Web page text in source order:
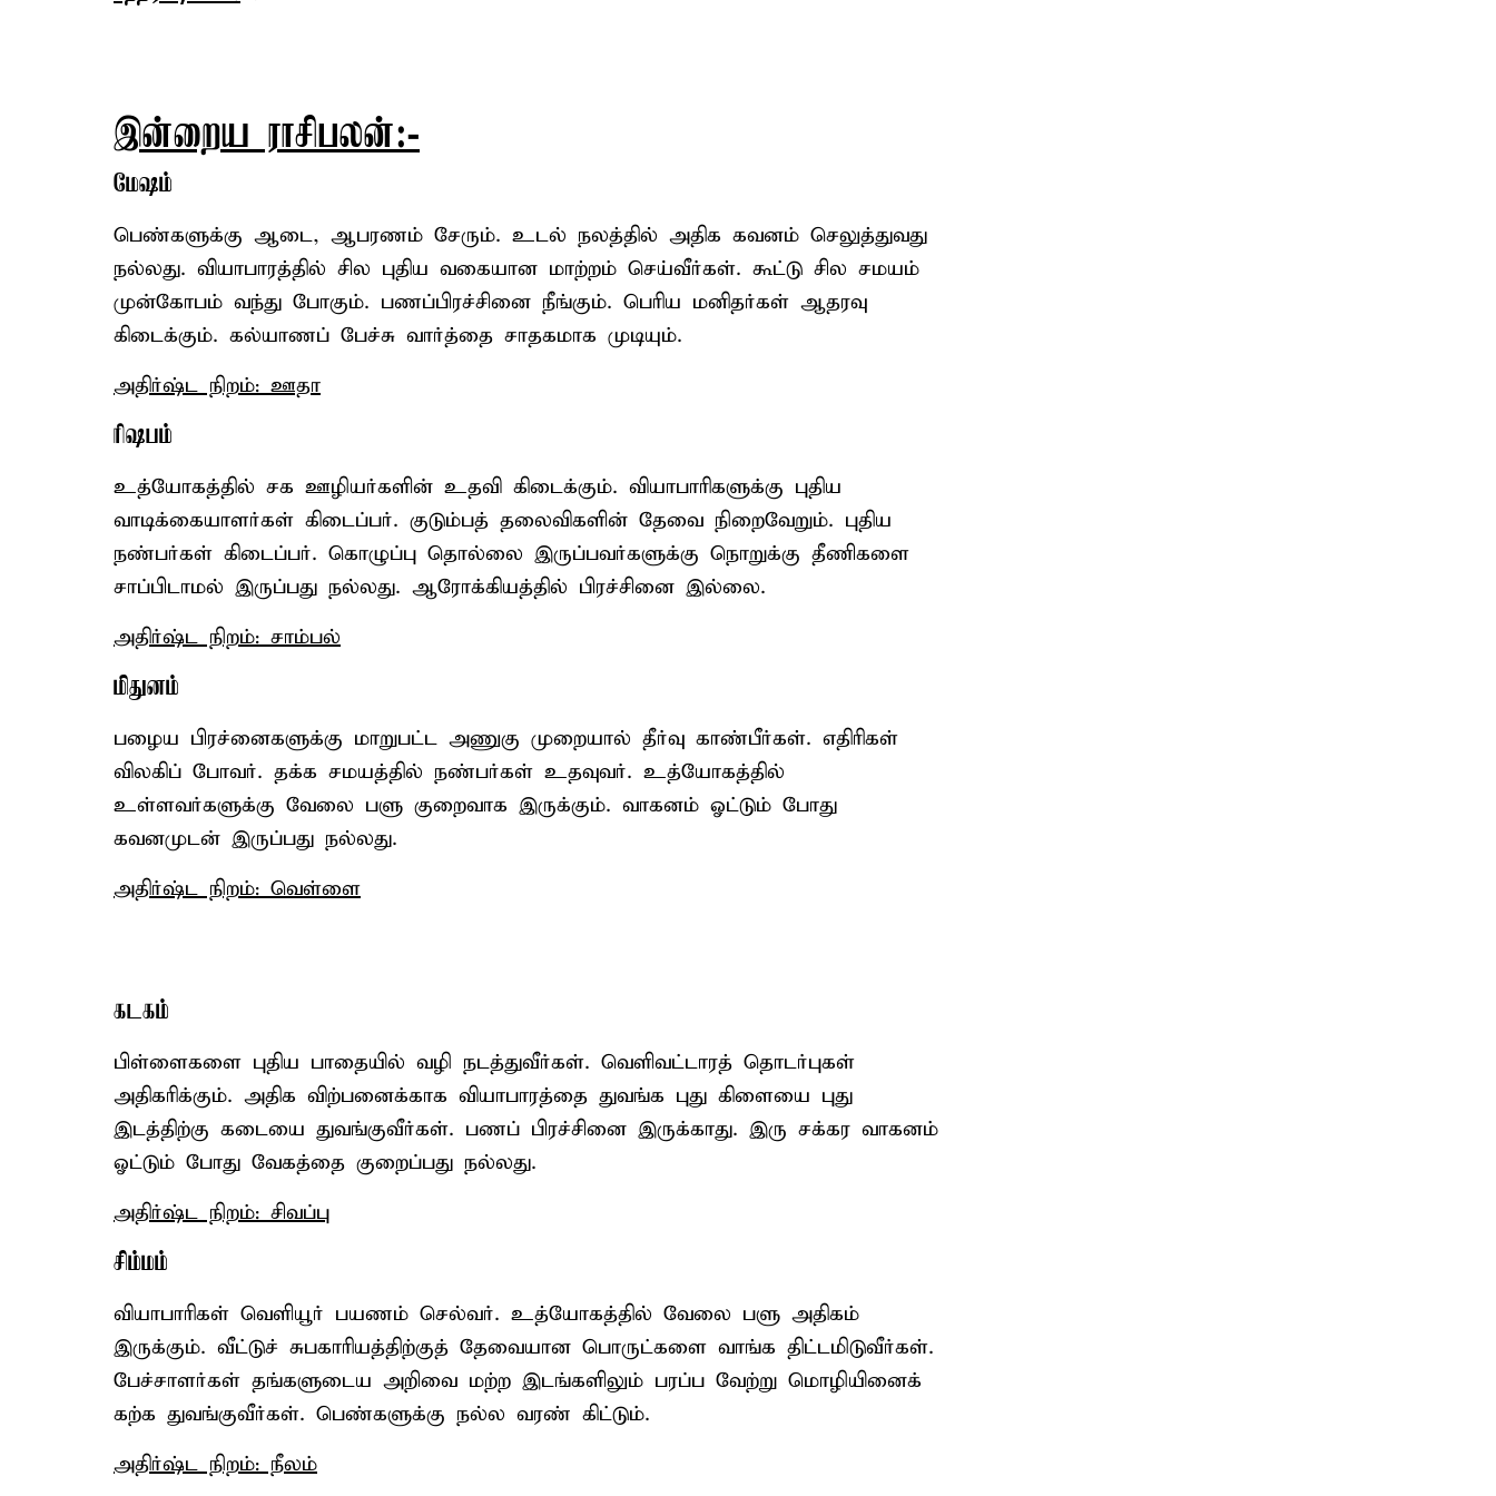
இன்றைய ராசிபலன்:-
மேஷம்
பெண்களுக்கு ஆடை, ஆபரணம் சேரும். உடல் நலத்தில் அதிக கவனம் செலுத்துவது
நல்லது. வியாபாரத்தில் சில புதிய வகையான மாற்றம் செய்வீர்கள். கூட்டு சில சமயம்
முன்கோபம் வந்து போகும். பணப்பிரச்சினை நீங்கும். பெரிய மனிதர்கள் ஆதரவு
கிடைக்கும். கல்யாணப் பேச்சு வார்த்தை சாதகமாக முடியும்.
அதிர்ஷ்ட நிறம்: ஊதா
ரிஷபம்
உத்யோகத்தில் சக ஊழியர்களின் உதவி கிடைக்கும். வியாபாரிகளுக்கு புதிய
வாடிக்கையாளர்கள் கிடைப்பர். குடும்பத் தலைவிகளின் தேவை நிறைவேறும். புதிய
நண்பர்கள் கிடைப்பர். கொழுப்பு தொல்லை இருப்பவர்களுக்கு நொறுக்கு தீணிகளை
சாப்பிடாமல் இருப்பது நல்லது. ஆரோக்கியத்தில் பிரச்சினை இல்லை.
அதிர்ஷ்ட நிறம்: சாம்பல்
மிதுனம்
பழைய பிரச்னைகளுக்கு மாறுபட்ட அணுகு முறையால் தீர்வு காண்பீர்கள். எதிரிகள்
விலகிப் போவர். தக்க சமயத்தில் நண்பர்கள் உதவுவர். உத்யோகத்தில்
உள்ளவர்களுக்கு வேலை பளு குறைவாக இருக்கும். வாகனம் ஓட்டும் போது
கவனமுடன் இருப்பது நல்லது.
அதிர்ஷ்ட நிறம்: வெள்ளை
கடகம்
பிள்ளைகளை புதிய பாதையில் வழி நடத்துவீர்கள். வெளிவட்டாரத் தொடர்புகள்
அதிகரிக்கும். அதிக விற்பனைக்காக வியாபாரத்தை துவங்க புது கிளையை புது
இடத்திற்கு கடையை துவங்குவீர்கள். பணப் பிரச்சினை இருக்காது. இரு சக்கர வாகனம்
ஓட்டும் போது வேகத்தை குறைப்பது நல்லது.
அதிர்ஷ்ட நிறம்: சிவப்பு
சிம்மம்
வியாபாரிகள் வெளியூர் பயணம் செல்வர். உத்யோகத்தில் வேலை பளு அதிகம்
இருக்கும். வீட்டுச் சுபகாரியத்திற்குத் தேவையான பொருட்களை வாங்க திட்டமிடுவீர்கள்.
பேச்சாளர்கள் தங்களுடைய அறிவை மற்ற இடங்களிலும் பரப்ப வேற்று மொழியினைக்
கற்க துவங்குவீர்கள். பெண்களுக்கு நல்ல வரண் கிட்டும்.
அதிர்ஷ்ட நிறம்: நீலம்